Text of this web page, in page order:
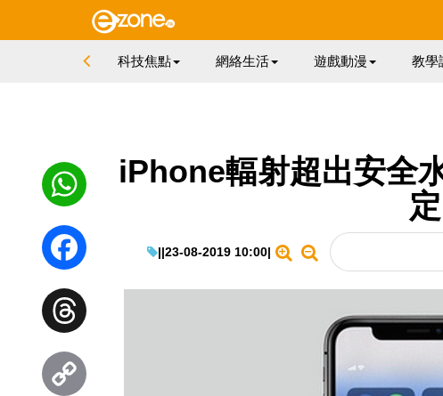
科技焦點 網絡生活 遊戲動漫 教學
iPhone輻射超出安全
定
||23-08-2019 10:00|
WhatsApp
Facebook
Threads